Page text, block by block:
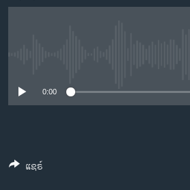
ຄົ້ນໂລກ
ຊຸມຊົນຊາວລາວ
0:00
ແຊຣ໌